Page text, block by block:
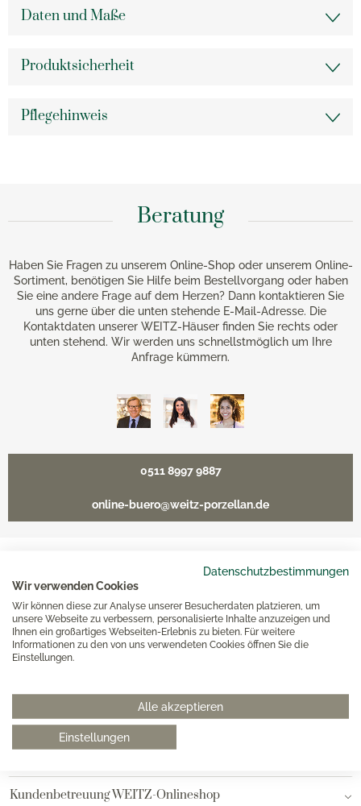
Datenschutzbestimmungen
Wir verwenden Cookies
Wir können diese zur Analyse unserer Besucherdaten platzieren, um
unsere Webseite zu verbessern, personalisierte Inhalte anzuzeigen und
Ihnen ein großartiges Webseiten-Erlebnis zu bieten. Für weitere
Informationen zu den von uns verwendeten Cookies öffnen Sie die
Einstellungen.
Alle akzeptieren
Einstellungen
Daten und Maße
Produktsicherheit
Pflegehinweis
Beratung
Haben Sie Fragen zu unserem Online-Shop oder unserem Online-
Sortiment, benötigen Sie Hilfe beim Bestellvorgang oder haben
Sie eine andere Frage auf dem Herzen? Dann kontaktieren Sie
uns gerne über die unten stehende E-Mail-Adresse. Die
Kontaktdaten unserer WEITZ-Häuser finden Sie rechts oder
unten stehend. Wir werden uns schnellstmöglich um Ihre
Anfrage kümmern.
0511 8997 9887
online-buero@weitz-porzellan.de
Unsere Häuser
Hannover
Bielefeld
Kundenbetreuung WEITZ-Onlineshop